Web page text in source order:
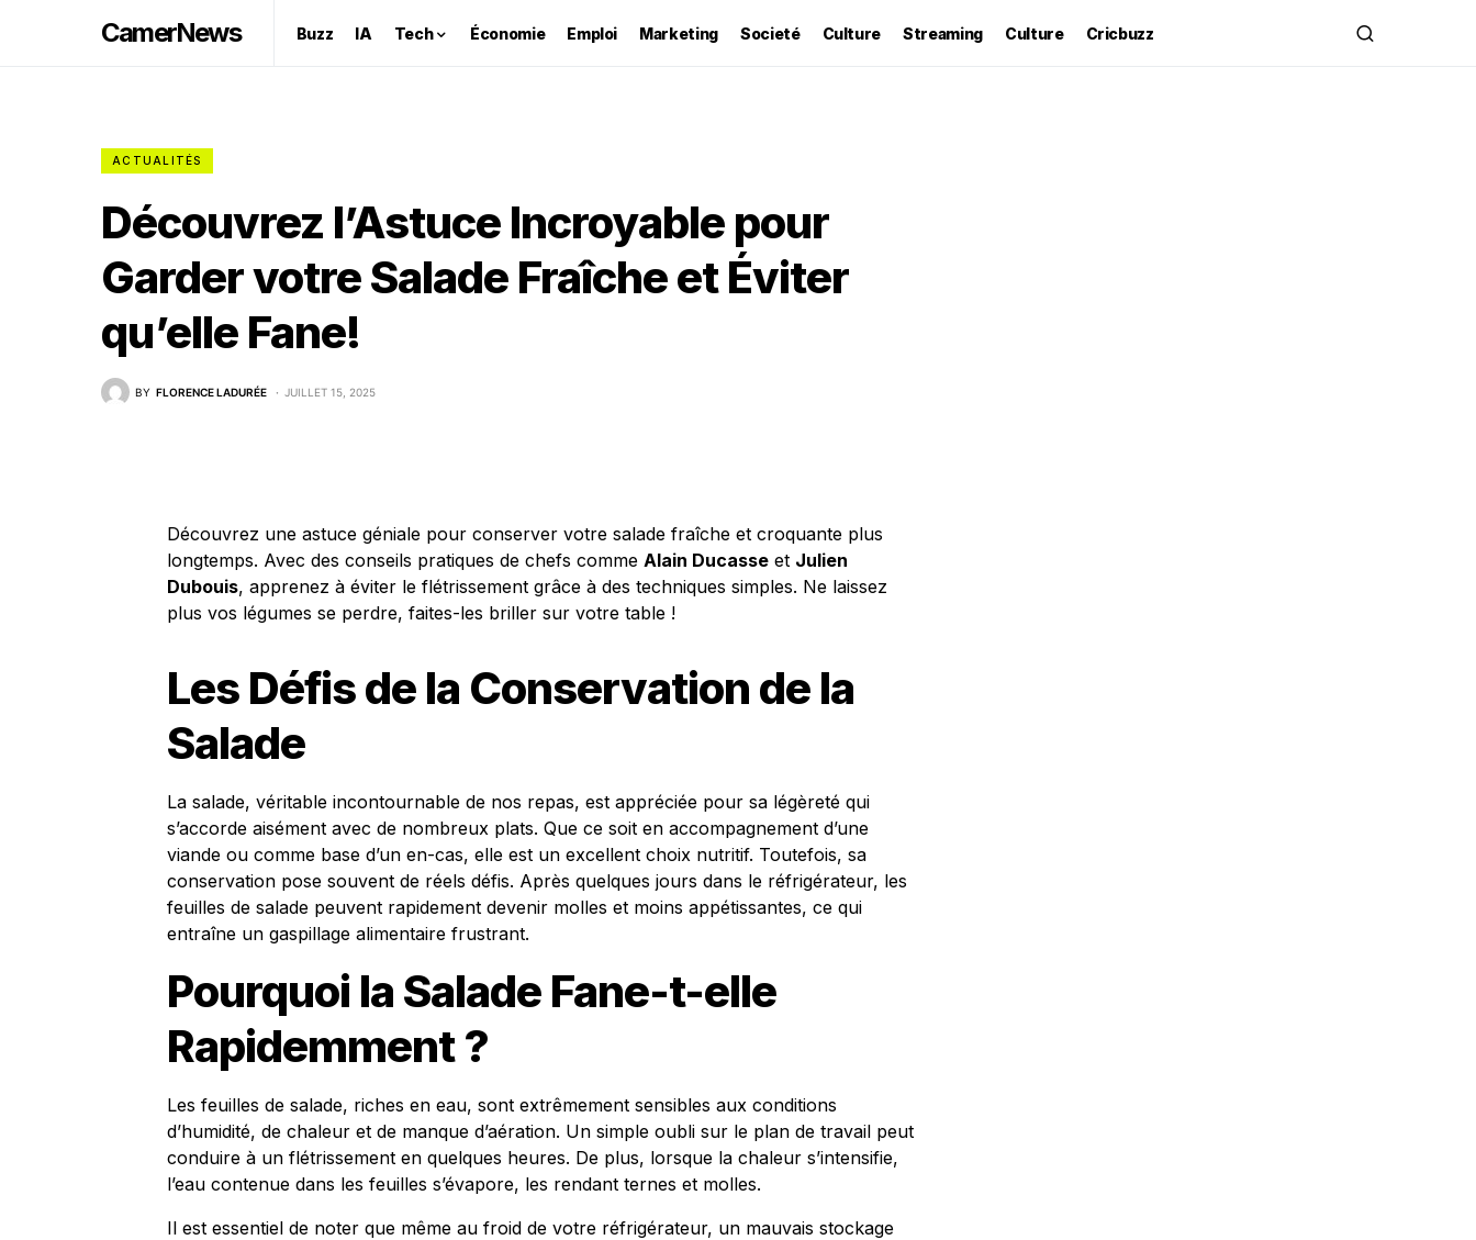
CamerNews Buzz IA Tech Économie Emploi Marketing Societé Culture Streaming Culture Cricbuzz
ACTUALITÉS
Découvrez l’Astuce Incroyable pour
Garder votre Salade Fraîche et Éviter
qu’elle Fane!
BY FLORENCE LADURÉE JUILLET 15, 2025
Découvrez une astuce géniale pour conserver votre salade fraîche et croquante plus
longtemps. Avec des conseils pratiques de chefs comme Alain Ducasse et Julien
Dubouis, apprenez à éviter le flétrissement grâce à des techniques simples. Ne laissez
plus vos légumes se perdre, faites-les briller sur votre table !
Les Défis de la Conservation de la
Salade
La salade, véritable incontournable de nos repas, est appréciée pour sa légèreté qui
s’accorde aisément avec de nombreux plats. Que ce soit en accompagnement d’une
viande ou comme base d’un en-cas, elle est un excellent choix nutritif. Toutefois, sa
conservation pose souvent de réels défis. Après quelques jours dans le réfrigérateur, les
feuilles de salade peuvent rapidement devenir molles et moins appétissantes, ce qui
entraîne un gaspillage alimentaire frustrant.
Pourquoi la Salade Fane-t-elle
Rapidemment ?
Les feuilles de salade, riches en eau, sont extrêmement sensibles aux conditions
d’humidité, de chaleur et de manque d’aération. Un simple oubli sur le plan de travail peut
conduire à un flétrissement en quelques heures. De plus, lorsque la chaleur s’intensifie,
l’eau contenue dans les feuilles s’évapore, les rendant ternes et molles.
Il est essentiel de noter que même au froid de votre réfrigérateur, un mauvais stockage